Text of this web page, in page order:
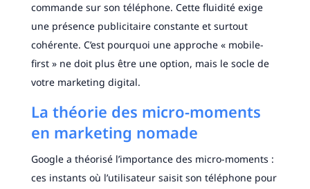
commande sur son téléphone. Cette fluidité exige
une présence publicitaire constante et surtout
cohérente. C’est pourquoi une approche « mobile-
first » ne doit plus être une option, mais le socle de
votre marketing digital.
La théorie des micro-moments
en marketing nomade
Google a théorisé l’importance des micro-moments :
ces instants où l’utilisateur saisit son téléphone pour